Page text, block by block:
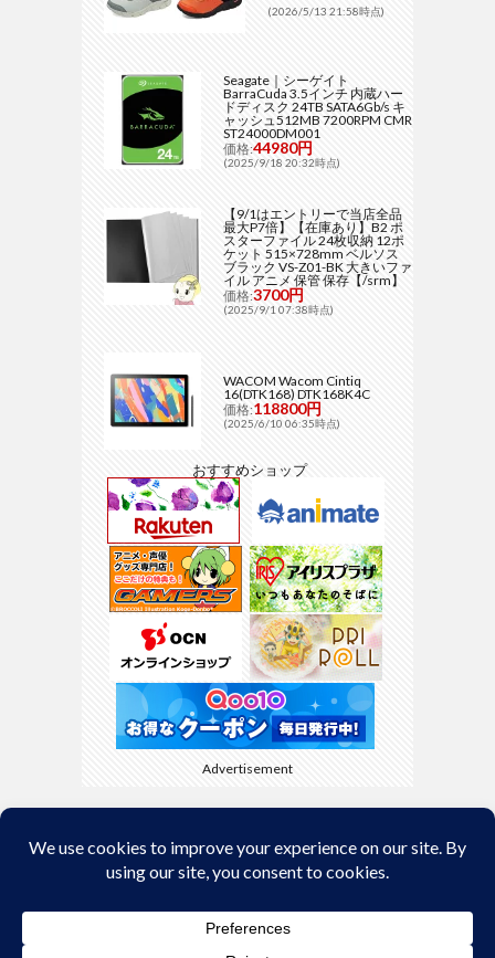
(2026/5/13 21:58時点)
Seagate｜シーゲイト
BarraCuda 3.5インチ 内蔵ハー
ドディスク 24TB SATA6Gb/s キ
ャッシュ512MB 7200RPM CMR
ST24000DM001
価格:44980円
(2025/9/18 20:32時点)
【9/1はエントリーで当店全品
最大P7倍】【在庫あり】B2 ポ
スターファイル 24枚収納 12ポ
ケット 515×728mm ベルソス
ブラック VS-Z01-BK 大きいファ
イル アニメ 保管 保存【/srm】
価格:3700円
(2025/9/1 07:38時点)
WACOM Wacom Cintiq
16(DTK168) DTK168K4C
価格:118800円
(2025/6/10 06:35時点)
おすすめショップ
Advertisement
Back to Top